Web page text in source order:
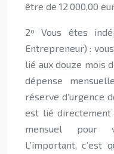
être de 12 000,00
2º Vous êtes
Entrepreneur) :
lié aux douze mois
dépense
réserve d’urgence
est lié
mensuel pour
L’important, c’est